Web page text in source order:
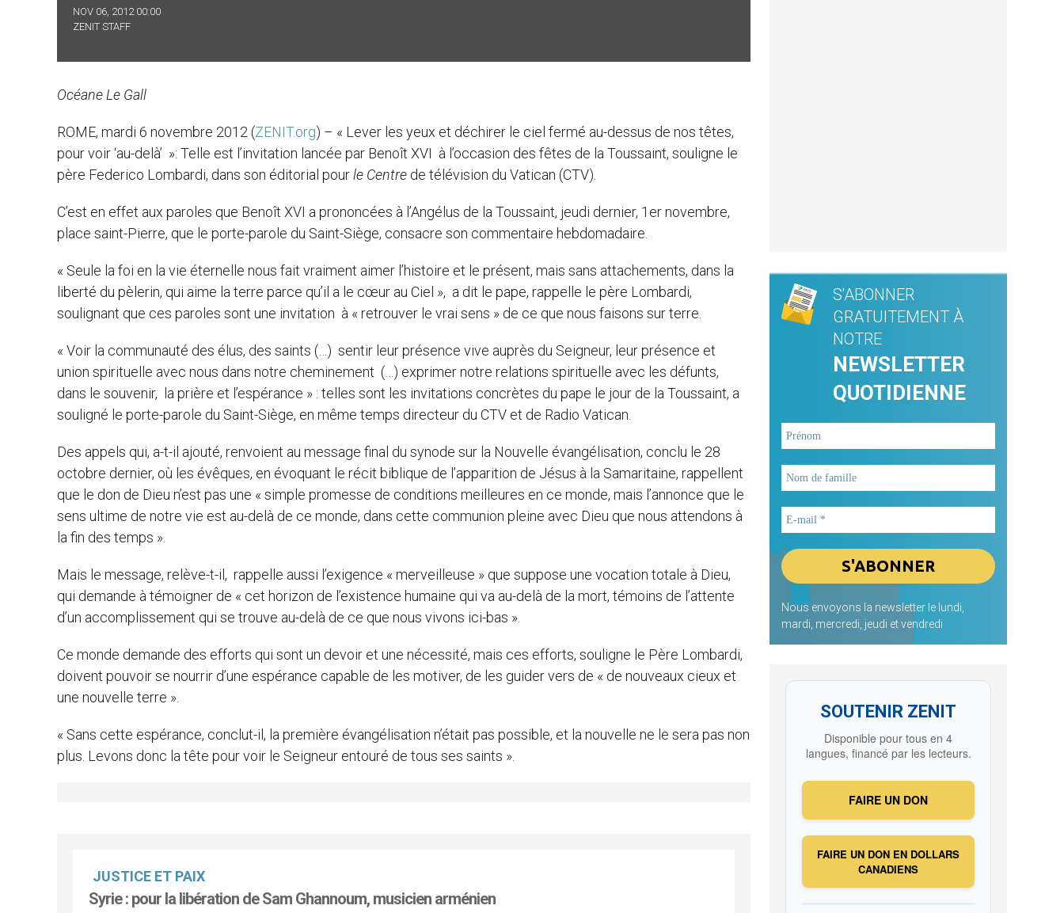
NOV 06, 2012 00:00
ZENIT STAFF
Océane Le Gall
ROME, mardi 6 novembre 2012 (ZENIT.org) – « Lever les yeux et déchirer le ciel fermé au-dessus de nos têtes,
pour voir ‘au-delà’ »: Telle est l’invitation lancée par Benoît XVI à l’occasion des fêtes de la Toussaint, souligne le
père Federico Lombardi, dans son éditorial pourle Centre de télévision du Vatican (CTV).
C’est en effet aux paroles que Benoît XVI a prononcées à l’Angélus de la Toussaint, jeudi dernier, 1er novembre,
place saint-Pierre, que le porte-parole du Saint-Siège, consacre son commentaire hebdomadaire.
« Seule la foi en la vie éternelle nous fait vraiment aimer l’histoire et le présent, mais sans attachements, dans la
liberté du pèlerin, qui aime la terre parce qu’il a le cœur au Ciel », a dit le pape, rappelle le père Lombardi,
soulignant que ces paroles sont une invitation à « retrouver le vrai sens » de ce que nous faisons sur terre.
« Voir la communauté des élus, des saints (…) sentir leur présence vive auprès du Seigneur, leur présence et
union spirituelle avec nous dans notre cheminement (…) exprimer notre relations spirituelle avec les défunts,
dans le souvenir, la prière et l’espérance » : telles sont les invitations concrètes du pape le jour de la Toussaint, a
souligné le porte-parole du Saint-Siège, en même temps directeur du CTV et de Radio Vatican.
Des appels qui, a-t-il ajouté, renvoient au message final du synode sur la Nouvelle évangélisation, conclu le 28
octobre dernier, où les évêques, en évoquant le récit biblique de l’apparition de Jésus à la Samaritaine, rappellent
que le don de Dieu n’est pas une « simple promesse de conditions meilleures en ce monde, mais l’annonce que le
sens ultime de notre vie est au-delà de ce monde, dans cette communion pleine avec Dieu que nous attendons à
la fin des temps ».
Mais le message, relève-t-il, rappelle aussi l’exigence « merveilleuse » que suppose une vocation totale à Dieu,
qui demande à témoigner de « cet horizon de l’existence humaine qui va au-delà de la mort, témoins de l’attente
d’un accomplissement qui se trouve au-delà de ce que nous vivons ici-bas ».
Ce monde demande des efforts qui sont un devoir et une nécessité, mais ces efforts, souligne le Père Lombardi,
doivent pouvoir se nourrir d’une espérance capable de les motiver, de les guider vers de « de nouveaux cieux et
une nouvelle terre ».
« Sans cette espérance, conclut-il, la première évangélisation n’était pas possible, et la nouvelle ne le sera pas non
plus. Levons donc la tête pour voir le Seigneur entouré de tous ses saints ».
JUSTICE ET PAIX
Syrie : pour la libération de Sam Ghannoum, musicien arménien
S'ABONNER
GRATUITEMENT À
NOTRE
NEWSLETTER
QUOTIDIENNE
Nous envoyons la newsletter le lundi,
mardi, mercredi, jeudi et vendredi
SOUTENIR ZENIT
Disponible pour tous en 4
langues, financé par les lecteurs.
FAIRE UN DON
FAIRE UN DON EN DOLLARS
CANADIENS